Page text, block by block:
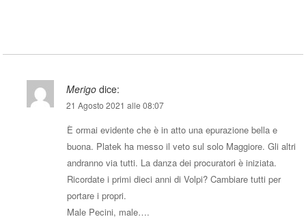
Merigo dice:
21 Agosto 2021 alle 08:07
È ormai evidente che è in atto una epurazione bella e
buona. Platek ha messo il veto sul solo Maggiore. Gli altri
andranno via tutti. La danza dei procuratori è iniziata.
Ricordate i primi dieci anni di Volpi? Cambiare tutti per
portare i propri.
Male Pecini, male….